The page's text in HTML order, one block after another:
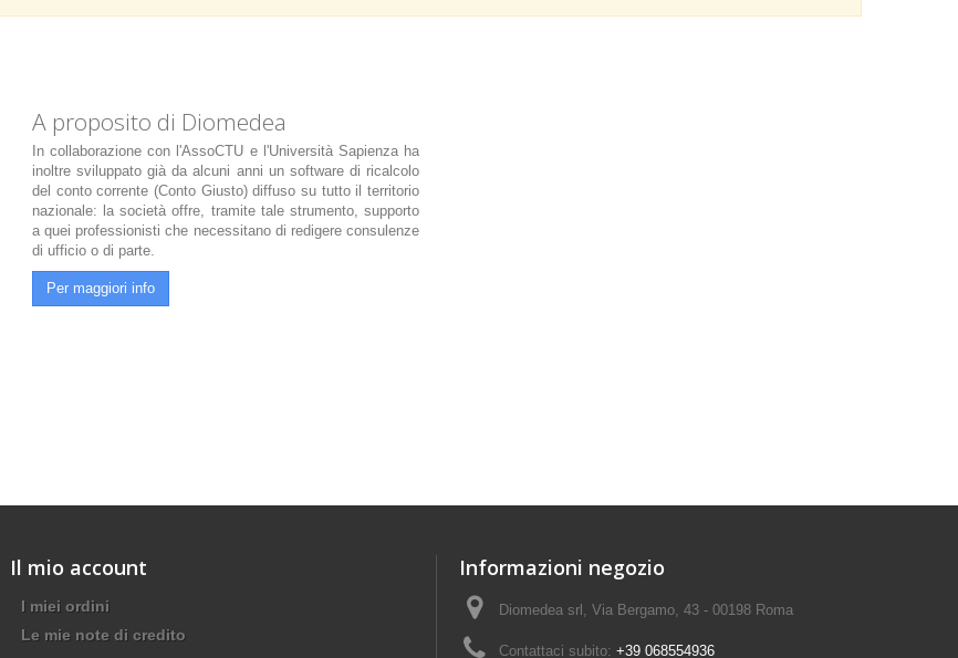
A proposito di Diomedea
In collaborazione con l'AssoCTU e l'Università Sapienza ha
inoltre sviluppato già da alcuni anni un software di ricalcolo
del conto corrente (Conto Giusto) diffuso su tutto il territorio
nazionale: la società offre, tramite tale strumento, supporto
a quei professionisti che necessitano di redigere consulenze
di ufficio o di parte.
Per maggiori info
Il mio account
I miei ordini
Le mie note di credito
Informazioni negozio
Diomedea srl, Via Bergamo, 43 - 00198 Roma
Contattaci subito: +39 068554936